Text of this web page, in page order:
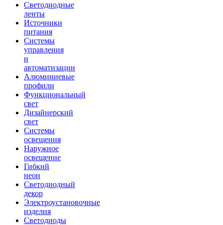
Светодиодные
ленты
Источники
питания
Системы
управления
и
автоматизации
Алюминиевые
профили
Функциональный
свет
Дизайнерский
свет
Системы
освещения
Наружное
освещение
Гибкий
неон
Светодиодный
декор
Электроустановочные
изделия
Светодиоды